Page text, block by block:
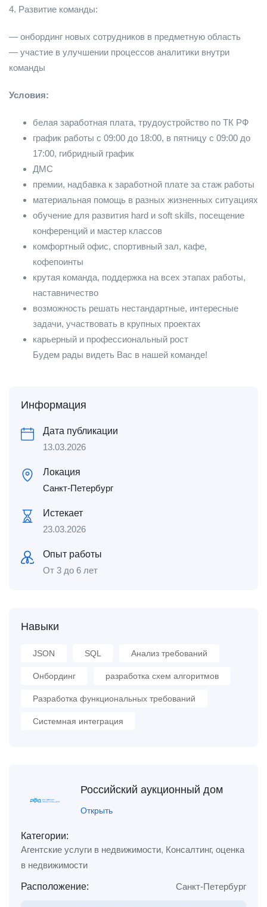
4. Развитие команды:
— онбординг новых сотрудников в предметную область
— участие в улучшении процессов аналитики внутри
команды
Условия:
белая заработная плата, трудоустройство по ТК РФ
график работы с 09:00 до 18:00, в пятницу с 09:00 до
17:00, гибридный график
ДМС
премии, надбавка к заработной плате за стаж работы
материальная помощь в разных жизненных ситуациях
обучение для развития hard и soft skills, посещение
конференций и мастер классов
комфортный офис, спортивный зал, кафе,
кофепоинты
крутая команда, поддержка на всех этапах работы,
наставничество
возможность решать нестандартные, интересные
задачи, участвовать в крупных проектах
карьерный и профессиональный рост
Будем рады видеть Вас в нашей команде!
Информация
Дата публикации
13.03.2026
Локация
Санкт-Петербург
Истекает
23.03.2026
Опыт работы
От 3 до 6 лет
Навыки
JSON SQL Анализ требований
Онбординг разработка схем алгоритмов
Разработка функциональных требований
Системная интеграция
Российский аукционный дом
Открыть
Категории:
Агентские услуги в недвижимости, Консалтинг, оценка
в недвижимости
Расположение: Санкт-Петербург